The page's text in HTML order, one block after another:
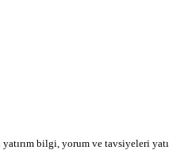
bilgi, yorum ve tavsiyeleri